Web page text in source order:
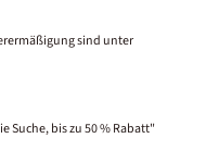
sind unter
Suche, bis zu 50 % Rabatt"